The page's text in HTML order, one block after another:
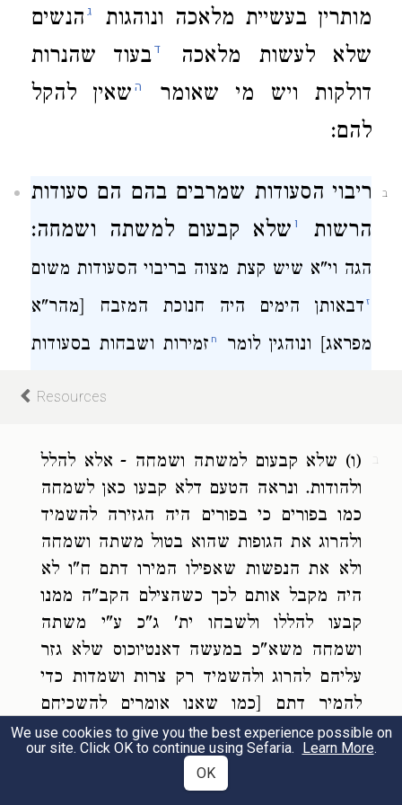
מותרין בעשיית מלאכה ונוהגות ג הנשים
שלא לעשות מלאכה
דבעוד שהנרות
דולקות ויש מי שאומר ה שאין להקל
להם:
ב
ריבוי הסעודות שמרבים בהם הם סעודות
הרשות
ו שלא קבעום למשתה ושמחה:
הגה וי"א שיש קצת מצוה בריבוי הסעודות משום
זדבאותן הימים היה חנוכת המזבח [מהר"א
מפראג] ונוהגין לומר
ח זמירות ושבחות בסעודות
בחלבי שהאכילה יהודית את האויב [ כל בו
ור"ן]:
אין מספידין בהם אלא לחכם בפניו:הגה
ואין מתענין יום שמת בו אב או אם ותענית
חלום בחנוכה
ע"ל סי' תקס"ח סעיף ה' [ולענין
צדוק הדין ע"ל בהל' ר"ח סי' ת"כ בהג"ה וע"ל
סי' תרפ"ג]:
תער״א
Resources
ב
(ו) שלא קבעום למשתה ושמחה - אלא להלל
ולהודות. ונראה הטעם דלא קבעו כאן לשמחה
כמו בפורים כי בפורים היה הגזירה להשמיד
ולהרוג את הגופות שהוא בטול משתה ושמחה
ולא את הנפשות שאפילו המירו דתם ח"ו לא
היה מקבל אותם לכך כשהצילם הקב"ה ממנו
קבעו להללו ולשבחו ית' ג"כ ע"י משתה
ושמחה משא"כ במעשה דאנטיוכוס שלא גזר
עליהם להרוג ולהשמיד רק צרות ושמדות כדי
להמיר דתם [כמו שאנו אומרים להשכיחם
תורתך ולהעבירם מעל חוקי רצונך] ואם היו
ישראל מכניעים להם להיות כבושים תחת ידם
ולהעלות להם מס וחוזרין לאמונתם ח"ו לא היו
We use cookies to give you the best experience possible on
our site. Click OK to continue using Sefaria. Learn More.
OK